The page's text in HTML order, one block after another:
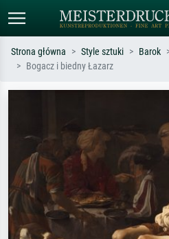
impresjonizm, fala Hokusaia, akt.
Strona główna Style sztuki Barok
Bogacz i biedny Łazarz